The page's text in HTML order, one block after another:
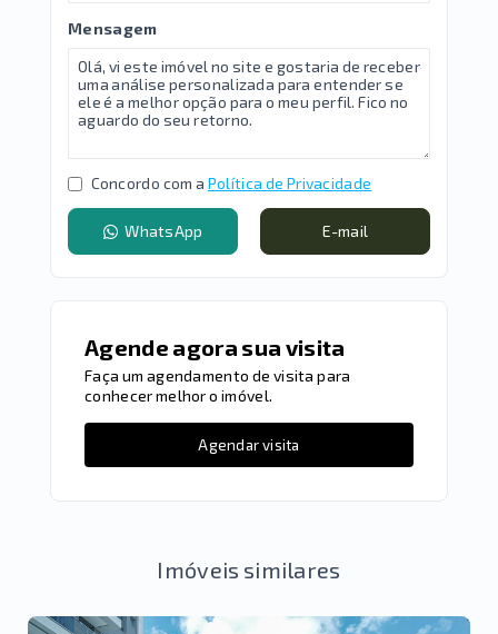
Mensagem
Concordo com a Política de Privacidade
WhatsApp E-mail
Agende agora sua visita
Faça um agendamento de visita para
conhecer melhor o imóvel.
Agendar visita
Imóveis similares